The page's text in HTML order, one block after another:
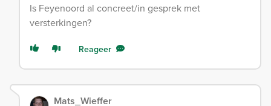
Is Feyenoord al concreet/in gesprek met
versterkingen?
Reageer
Mats_Wieffer